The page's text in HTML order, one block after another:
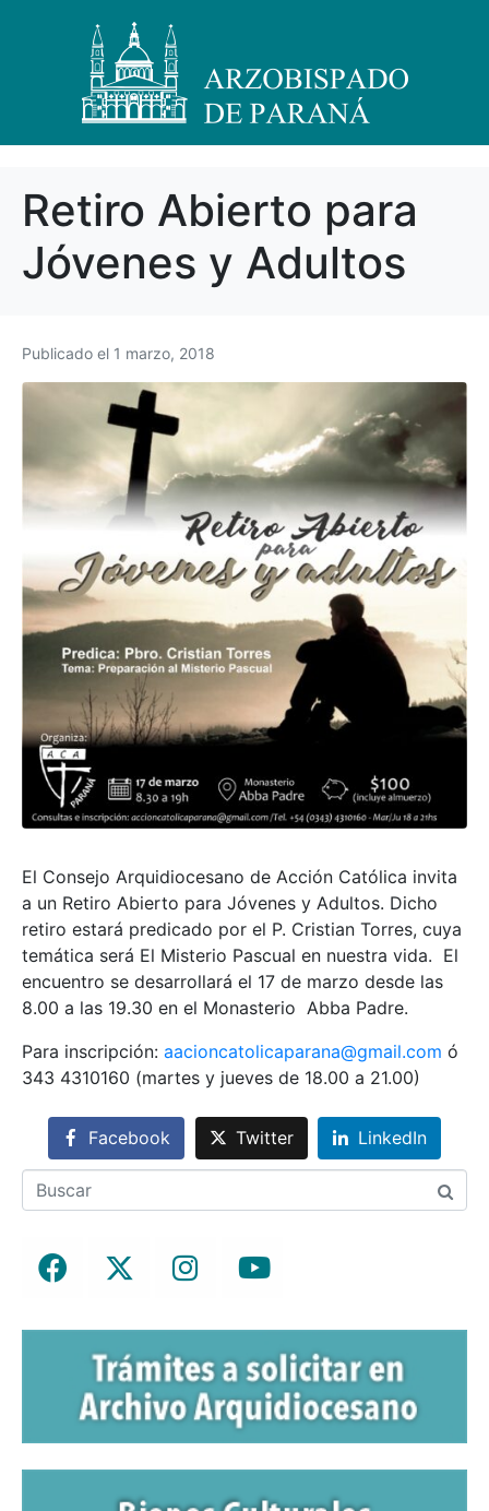
Retiro Abierto para
Jóvenes y Adultos
Publicado el 1 marzo, 2018
El Consejo Arquidiocesano de Acción Católica invita
a un Retiro Abierto para Jóvenes y Adultos. Dicho
retiro estará predicado por el P. Cristian Torres, cuya
temática será El Misterio Pascual en nuestra vida. El
encuentro se desarrollará el 17 de marzo desde las
8.00 a las 19.30 en el Monasterio Abba Padre.
Para inscripción: aacioncatolicaparana@gmail.com ó
343 4310160 (martes y jueves de 18.00 a 21.00)
Facebook Twitter LinkedIn